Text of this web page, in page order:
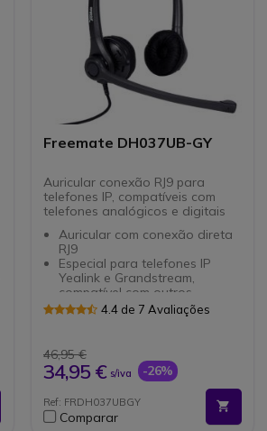
Freemate DH037UB-GY
Auricular conexão RJ9 para
telefones IP, compatíveis com
telefones analógicos e digitais
Auricular com conexão direta
RJ9
Especial para telefones IP
Yealink e Grandstream,
compatível com outros
telefones
Audio de banda larga, com
acústicos
Microfone com cancelação de
ruído
Vareta de microfone flexível e
ajustável com rotação de 340º
Orelheiras muito cómodas,
4.4 de 7 Avaliações
46,95 €
34,95 € s/iva -26%
Ref: FRDH037UBGY
Comparar